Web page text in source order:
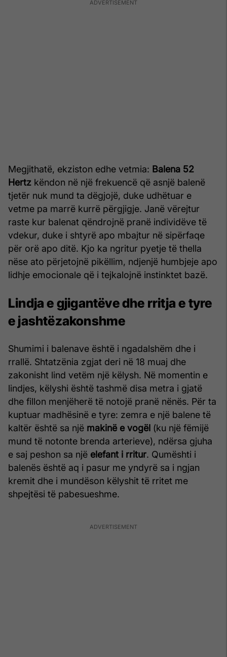
Megjithatë, ekziston edhe vetmia: Balena 52
Hertz këndon në një frekuencë që asnjë balenë
tjetër nuk mund ta dëgjojë, duke udhëtuar e
vetme pa marrë kurrë përgjigje. Janë vërejtur
raste kur balenat qëndrojnë pranë individëve të
vdekur, duke i shtyrë apo mbajtur në sipërfaqe
për orë apo ditë. Kjo ka ngritur pyetje të thella
nëse ato përjetojnë pikëllim, ndjenjë humbjeje apo
lidhje emocionale që i tejkalojnë instinktet bazë.
Lindja e gjigantëve dhe rritja e tyre
e jashtëzakonshme
Shumimi i balenave është i ngadalshëm dhe i
rrallë. Shtatzënia zgjat deri në 18 muaj dhe
zakonisht lind vetëm një këlysh. Në momentin e
lindjes, këlyshi është tashmë disa metra i gjatë
dhe fillon menjëherë të notojë pranë nënës. Për ta
kuptuar madhësinë e tyre: zemra e një balene të
kaltër është sa një makinë e vogël (ku një fëmijë
mund të notonte brenda arterieve), ndërsa gjuha
e saj peshon sa një elefant i rritur. Qumështi i
balenës është aq i pasur me yndyrë sa i ngjan
kremit dhe i mundëson këlyshit të rritet me
shpejtësi të pabesueshme.